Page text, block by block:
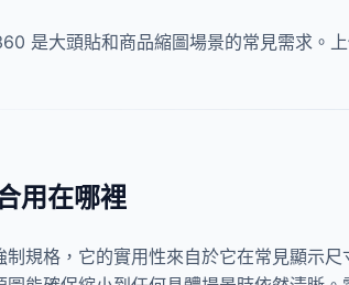
是大頭貼和商品縮圖場景的常見需求。
用在哪裡
規格，它的實用性來自於它在常見顯示